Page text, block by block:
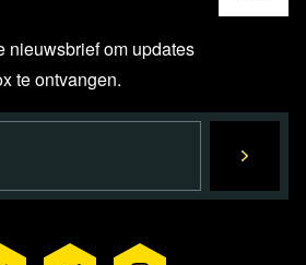
nieuwsbrief om updates
te ontvangen.